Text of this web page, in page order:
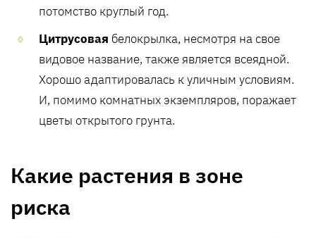
потомство круглый год.
Цитрусовая белокрылка, несмотря на свое
видовое название, также является всеядной.
Хорошо адаптировалась к уличным условиям.
И, помимо комнатных экземпляров, поражает
цветы открытого грунта.
Какие растения в зоне
риска